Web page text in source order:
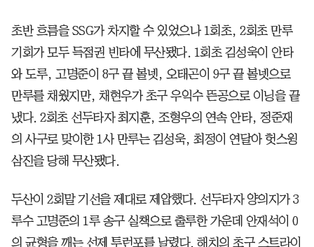
초반 흐름을 SSG가 차지할 수 있었으나 1회초, 2회초 만루
기회가 모두 득점권 빈타에 무산됐다. 1회초 김성욱이 안타
와 도루, 고명준이 8구 끝 볼넷, 오태곤이 9구 끝 볼넷으로
만루를 채웠지만, 채현우가 초구 우익수 뜬공으로 이닝을 끝
냈다. 2회초 선두타자 최지훈, 조형우의 연속 안타, 정준재
의 사구로 맞이한 1사 만루는 김성욱, 최정이 연달아 헛스윙
삼진을 당해 무산됐다.
두산이 2회말 기선을 제대로 제압했다. 선두타자 양의지가 3
루수 고명준의 1루 송구 실책으로 출루한 가운데 안재석이 0
의 균형을 깨는 선제 투런포를 날렸다. 해치의 초구 스트라이